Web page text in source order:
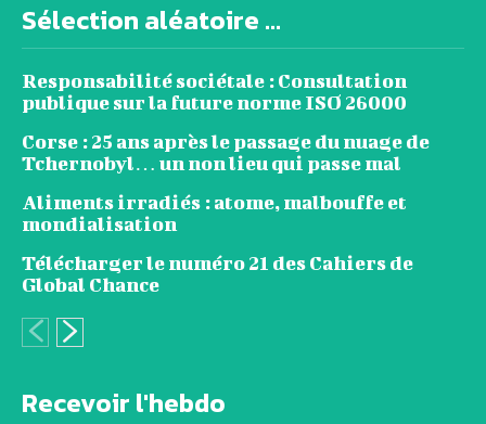
Sélection aléatoire ...
Responsabilité sociétale : Consultation
publique sur la future norme ISO 26000
Corse : 25 ans après le passage du nuage de
Tchernobyl… un non lieu qui passe mal
Aliments irradiés : atome, malbouffe et
mondialisation
Télécharger le numéro 21 des Cahiers de
Global Chance
Recevoir l'hebdo